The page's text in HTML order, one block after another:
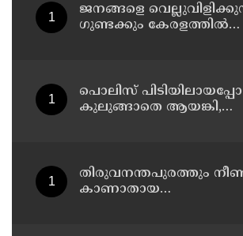
ജനങ്ങളെ
ഗുണ്ടക്കും കേരളത്തില്‍
പൊലിസ്
കുലുങ്ങാതെ ആയങ്കി,
തിരുവനന്തപുരത്തും
കാണാതായ